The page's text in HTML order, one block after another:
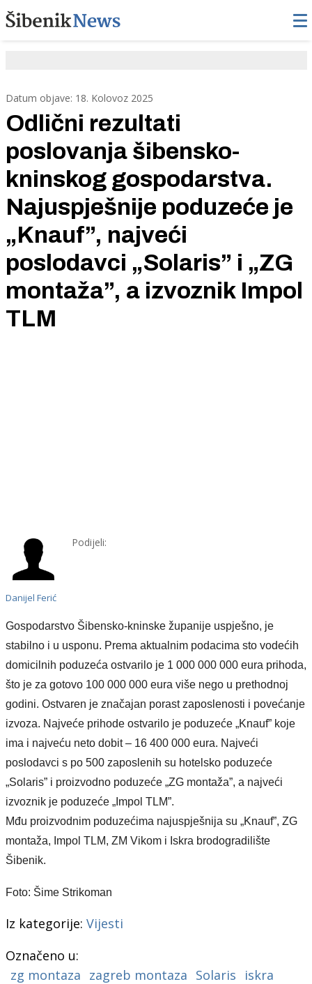
Datum objave: 18. Kolovoz 2025
Odlični rezultati
poslovanja šibensko-
kninskog gospodarstva.
Najuspješnije poduzeće je
„Knauf”, najveći
poslodavci „Solaris” i „ZG
montaža”, a izvoznik Impol
TLM
Danijel Ferić
Podijeli:
Gospodarstvo Šibensko-kninske županije uspješno, je
stabilno i u usponu. Prema aktualnim podacima sto vodećih
domicilnih poduzeća ostvarilo je 1 000 000 000 eura prihoda,
što je za gotovo 100 000 000 eura više nego u prethodnoj
godini. Ostvaren je značajan porast zaposlenosti i povećanje
izvoza. Najveće prihode ostvari loje poduzeće „Knauf” koje
ima i najveću neto dobit – 16 400 000eura. Najveći
poslodavci s po 500 zaposlenih su hotelsko poduzeće
„Solaris” i proizvodno poduzeće „ZG montaža”, a najveći
izvoznik je poduzeće „Impol TLM”.
Mđu proizvodnim poduzećima najuspješnija su „Knauf”, ZG
montaža, Impol TLM, ZM Vikom i Iskra brodogradilište
Šibenik.
Foto: Šime Strikoman
Iz kategorije: Vijesti
Označeno u:
zg montaza zagreb montaza Solaris
iskra